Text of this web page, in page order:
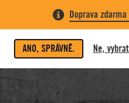
Doprava
ANO, SPRÁVNĚ. Ne,